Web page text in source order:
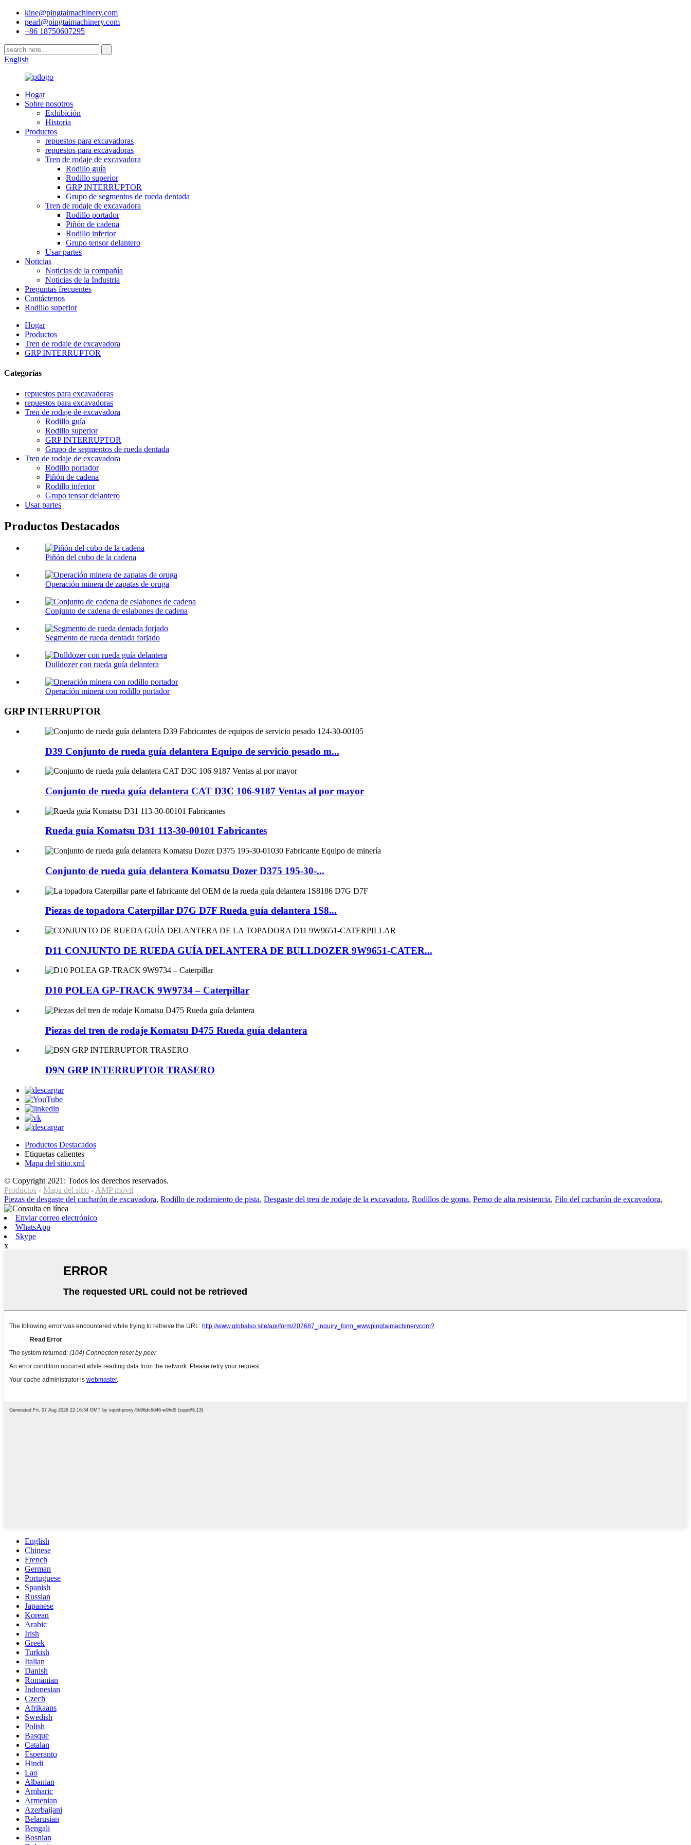
kine@pingtaimachinery.com
pearl@pingtaimachinery.com
+86 18750607295
English
Hogar
Sobre nosotros
Exhibición
Historia
Productos
repuestos para excavadoras
repuestos para excavadoras
Tren de rodaje de excavadora
Rodillo guía
Rodillo superior
GRP INTERRUPTOR
Grupo de segmentos de rueda dentada
Tren de rodaje de excavadora
Rodillo portador
Piñón de cadena
Rodillo inferior
Grupo tensor delantero
Usar partes
Noticias
Noticias de la compañía
Noticias de la Industria
Preguntas frecuentes
Contáctenos
Rodillo superior
Hogar
Productos
Tren de rodaje de excavadora
GRP INTERRUPTOR
Categorías
repuestos para excavadoras
repuestos para excavadoras
Tren de rodaje de excavadora
Rodillo guía
Rodillo superior
GRP INTERRUPTOR
Grupo de segmentos de rueda dentada
Tren de rodaje de excavadora
Rodillo portador
Piñón de cadena
Rodillo inferior
Grupo tensor delantero
Usar partes
Productos Destacados
Piñón del cubo de la cadena
Operación minera de zapatas de oruga
Conjunto de cadena de eslabones de cadena
Segmento de rueda dentada forjado
Dulldozer con rueda guía delantera
Operación minera con rodillo portador
GRP INTERRUPTOR
D39 Conjunto de rueda guía delantera Equipo de servicio pesado m...
Conjunto de rueda guía delantera CAT D3C 106-9187 Ventas al por mayor
Rueda guía Komatsu D31 113-30-00101 Fabricantes
Conjunto de rueda guía delantera Komatsu Dozer D375 195-30-...
Piezas de topadora Caterpillar D7G D7F Rueda guía delantera 1S8...
D11 CONJUNTO DE RUEDA GUÍA DELANTERA DE BULLDOZER 9W9651-CATER...
D10 POLEA GP-TRACK 9W9734 – Caterpillar
Piezas del tren de rodaje Komatsu D475 Rueda guía delantera
D9N GRP INTERRUPTOR TRASERO
Productos Destacados
Etiquetas calientes
Mapa del sitio.xml
© Copyright 2021: Todos los derechos reservados.
Productos - Mapa del sitio - AMP móvil
Piezas de desgaste del cucharón de excavadora, Rodillo de rodamiento de pista, Desgaste del tren de rodaje de la excavadora, Rodillos de goma, Perno de alta resistencia, Filo del cucharón de excavadora,
Enviar correo electrónico
WhatsApp
Skype
x
English
Chinese
French
German
Portuguese
Spanish
Russian
Japanese
Korean
Arabic
Irish
Greek
Turkish
Italian
Danish
Romanian
Indonesian
Czech
Afrikaans
Swedish
Polish
Basque
Catalan
Esperanto
Hindi
Lao
Albanian
Amharic
Armenian
Azerbaijani
Belarusian
Bengali
Bosnian